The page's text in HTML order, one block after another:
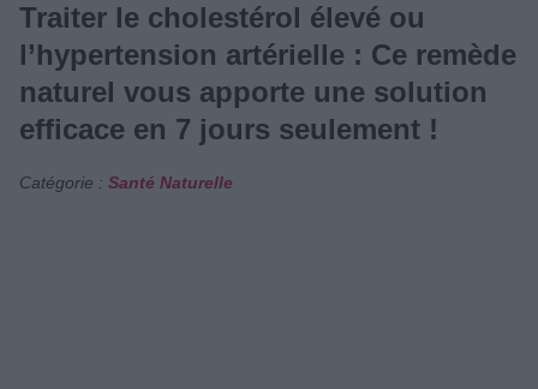
Traiter le cholestérol élevé ou
l’hypertension artérielle : Ce remède
naturel vous apporte une solution
efficace en 7 jours seulement !
Catégorie : Santé Naturelle